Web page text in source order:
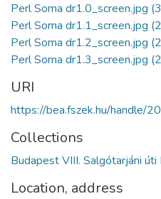
Perl Soma dr1.0_screen.jpg
Perl Soma dr1.1_screen.jpg
Perl Soma dr1.2_screen.jpg
Perl Soma dr1.3_screen.jpg
URI
https://bea.fszek.hu/handle/
Collections
Budapest VIII. Salgótarjáni
Location, address